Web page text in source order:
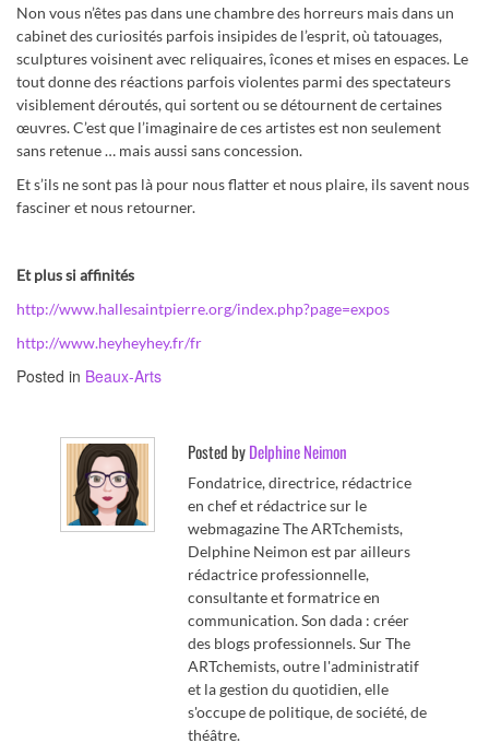
Non vous n’êtes pas dans une chambre des horreurs mais dans un
cabinet des curiosités parfois insipides de l’esprit, où tatouages,
sculptures voisinent avec reliquaires, îcones et mises en espaces. Le
tout donne des réactions parfois violentes parmi des spectateurs
visiblement déroutés, qui sortent ou se détournent de certaines
œuvres. C’est que l’imaginaire de ces artistes est non seulement
sans retenue … mais aussi sans concession.
Et s’ils ne sont pas là pour nous flatter et nous plaire, ils savent nous
fasciner et nous retourner.
Et plus si affinités
http://www.hallesaintpierre.org/index.php?page=expos
http://www.heyheyhey.fr/fr
Posted in Beaux-Arts
Posted byDelphine Neimon
Fondatrice, directrice, rédactrice
en chef et rédactrice sur le
webmagazine The ARTchemists,
Delphine Neimon est par ailleurs
rédactrice professionnelle,
consultante et formatrice en
communication. Son dada : créer
des blogs professionnels. Sur The
ARTchemists, outre l'administratif
et la gestion du quotidien, elle
s'occupe de politique, de société, de
théâtre.